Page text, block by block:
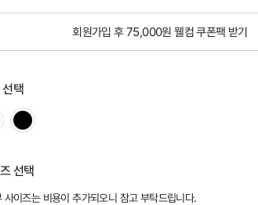
회원가입 후 75,000원 웰컴 쿠폰팩 받기
선택
선택
사이즈는 비용이 추가되오니 참고 부탁드립니다.